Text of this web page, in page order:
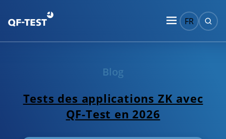
FR
Blog
Tests des applications ZK avec
QF-Test en 2026